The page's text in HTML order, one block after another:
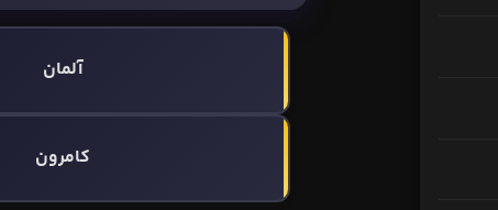
آلمان
کامرون